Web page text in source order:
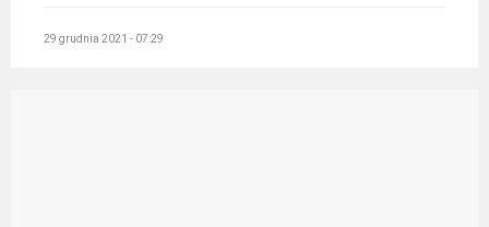
29 grudnia 2021 - 07:29